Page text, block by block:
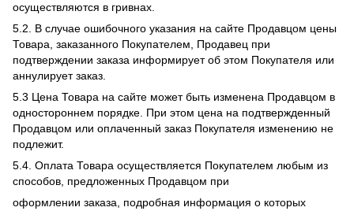
осуществляются в гривнах.
5.2. В случае ошибочного указания на сайте Продавцом цены
Товара, заказанного Покупателем, Продавец при
подтверждении заказа информирует об этом Покупателя или
аннулирует заказ.
5.3 Цена Товара на сайте может быть изменена Продавцом в
одностороннем порядке. При этом цена на подтвержденный
Продавцом или оплаченный заказ Покупателя изменению не
подлежит.
5.4. Оплата Товара осуществляется Покупателем любым из
способов, предложенных Продавцом при
оформлении заказа, подробная информация о которых